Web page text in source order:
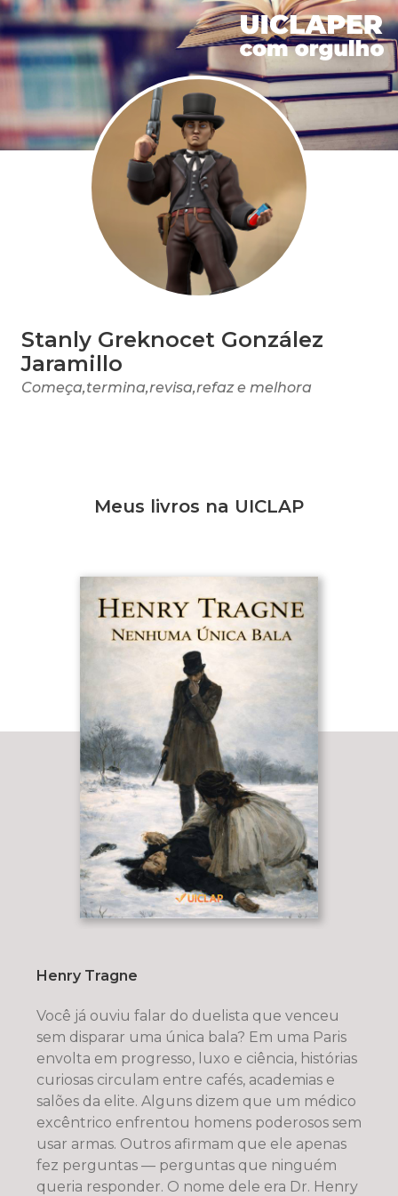
Stanly Greknocet González
Jaramillo
Começa,termina,revisa,refaz e melhora
Meus livros na UICLAP
Henry Tragne
Você já ouviu falar do duelista que venceu
sem disparar uma única bala? Em uma Paris
envolta em progresso, luxo e ciência, histórias
curiosas circulam entre cafés, academias e
salões da elite. Alguns dizem que um médico
excêntrico enfrentou homens poderosos sem
usar armas. Outros afirmam que ele apenas
fez perguntas — perguntas que ninguém
queria responder. O nome dele era Dr. Henry